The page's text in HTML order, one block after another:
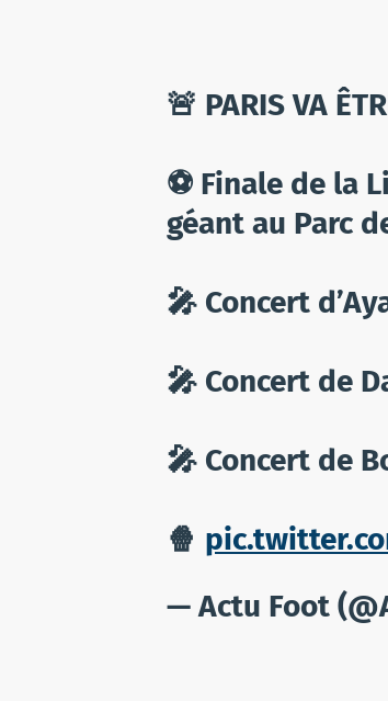
🚨 PARIS VA
⚽️ Finale de la
géant au Parc
🎤 Concert
🎤 Concert de
🎤 Concert de
🍿
— Actu Foot